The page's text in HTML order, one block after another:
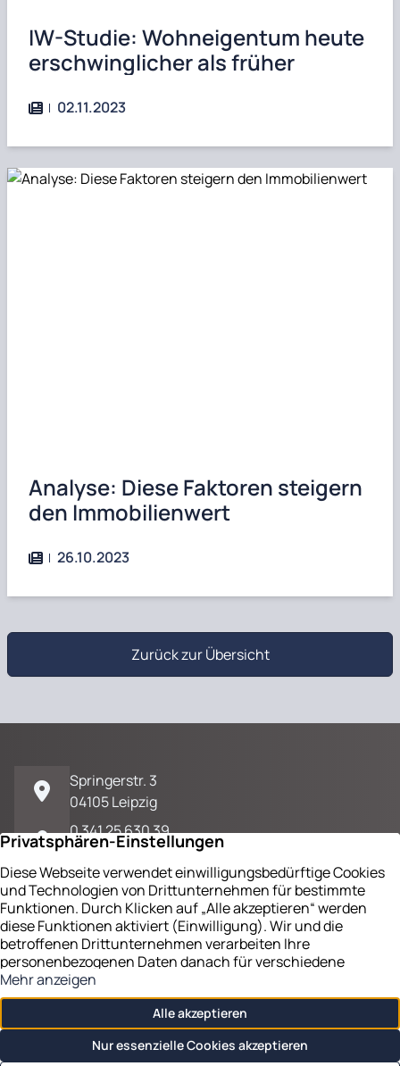
IW-Studie: Wohneigentum heute
erschwinglicher als früher
02.11.2023
Analyse: Diese Faktoren steigern
den Immobilienwert
26.10.2023
Zurück zur Übersicht
Springerstr. 3
04105 Leipzig
0 341 25 630 39
E-Mail / Kontakt
Impressum
Datenschutz